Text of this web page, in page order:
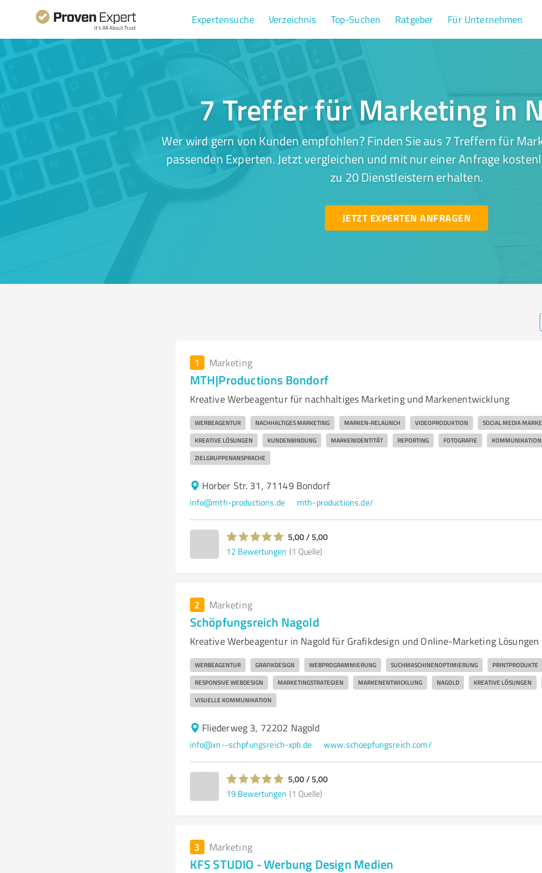
Expertensuche Verzeichnis Top-Suchen Ratgeber Für Unternehmen
7 Treffer für Marketing in
Wer wird gern von Kunden empfohlen? Finden Sie aus 7 Treffern für
passenden Experten. Jetzt vergleichen und mit nur einer Anfrage
zu 20 Dienstleistern erhalten.
JETZT EXPERTEN ANFRAGEN
1 Marketing
MTH|Productions Bondorf
Kreative Werbeagentur für nachhaltiges Marketing und Markenentwicklung
WERBEAGENTUR NACHHALTIGES MARKETING MARKEN-RELAUNCH VIDEOPRODUKTION SOCIAL MEDIA
KREATIVE LÖSUNGEN KUNDENBINDUNG MARKENIDENTITÄT REPORTING FOTOGRAFIE
ZIELGRUPPENANSPRACHE
Horber Str. 31, 71149 Bondorf
info@mth-productions.de mth-productions.de/
5,00 / 5,00
12 Bewertungen (1 Quelle)
2 Marketing
Schöpfungsreich Nagold
Kreative Werbeagentur in Nagold für Grafikdesign und Online-Marketing Lösungen
WERBEAGENTUR GRAFIKDESIGN WEBPROGRAMMIERUNG SUCHMASCHINENOPTIMIERUNG PRINTPRODUKTE
RESPONSIVE WEBDESIGN MARKETINGSTRATEGIEN MARKENENTWICKLUNG NAGOLD KREATIVE LÖSUNGEN
VISUELLE KOMMUNIKATION
Fliederweg 3, 72202 Nagold
info@xn--schpfungsreich-xpb.de www.schoepfungsreich.com/
5,00 / 5,00
19 Bewertungen (1 Quelle)
3 Marketing
KFS STUDIO - Werbung Design Medien